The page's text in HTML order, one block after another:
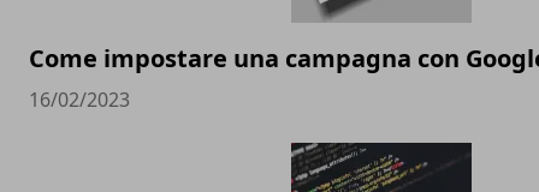
Come impostare una campagna con
16/02/2023